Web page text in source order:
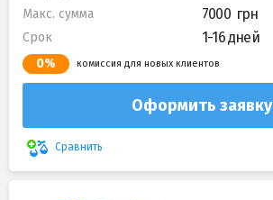
Макс. сумма 7000
Срок 1-16 дней
0% комиссия для новых клиентов
Оформить заявку
Сравнить